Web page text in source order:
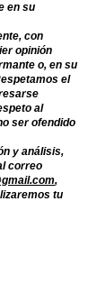
en su
con
opinión
o, en su
el
al
ser ofendido
y análisis,
correo
,
tu